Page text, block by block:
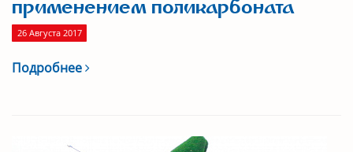
применением поликарбоната
26 Августа 2017
Подробнее